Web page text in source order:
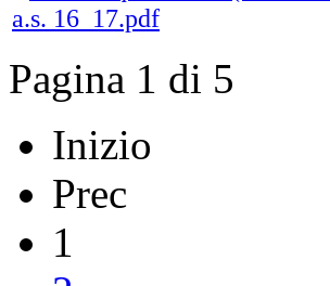
a.s. 16_17.pdf
Pagina 1 di 5
Inizio
Prec
1